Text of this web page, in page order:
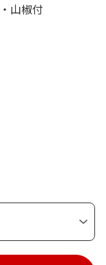
山椒付